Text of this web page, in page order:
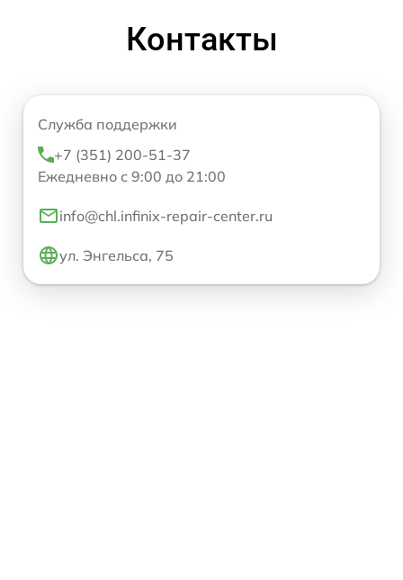
Контакты
Служба поддержки
+7 (351) 200-51-37
Ежедневно с 9:00 до 21:00
info@chl.infinix-repair-center.ru
ул. Энгельса, 75